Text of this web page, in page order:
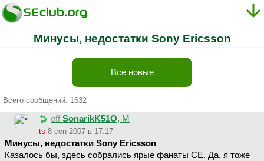
Минусы, недостатки Sony Ericsson
Все новые
Всего сообщений: 1632
off SonarikK51O, М
ts 8 сен 2007 в 17:17
Минусы, недостатки Sony Ericsson
Казалось бы, здесь собрались ярые фанаты СЕ. Да, я тоже